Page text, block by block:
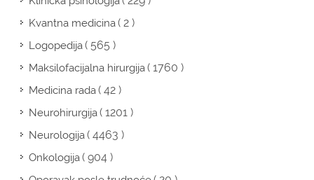
Kvantna medicina( 2 )
Logopedija( 565 )
Maksilofacijalna hirurgija( 1760 )
Medicina rada( 42 )
Neurohirurgija( 1201 )
Neurologija( 4463 )
Onkologija( 904 )